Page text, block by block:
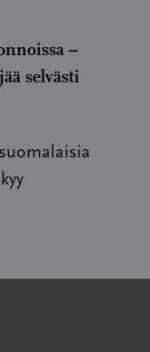
–
selvästi